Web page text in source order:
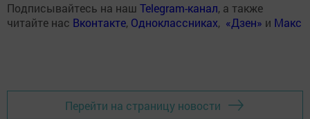
Подписывайтесь на наш Telegram-канал, а также
читайте нас Вконтакте, Одноклассниках, «Дзен» и Макс
Перейти на страницу новости